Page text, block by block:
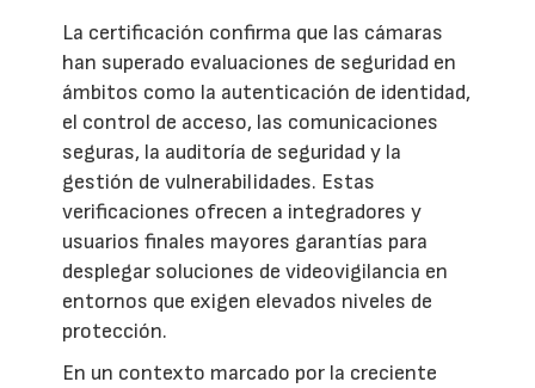
La certificación confirma que las cámaras
han superado evaluaciones de seguridad en
ámbitos como la autenticación de identidad,
el control de acceso, las comunicaciones
seguras, la auditoría de seguridad y la
gestión de vulnerabilidades. Estas
verificaciones ofrecen a integradores y
usuarios finales mayores garantías para
desplegar soluciones de videovigilancia en
entornos que exigen elevados niveles de
protección.
En un contexto marcado por la creciente